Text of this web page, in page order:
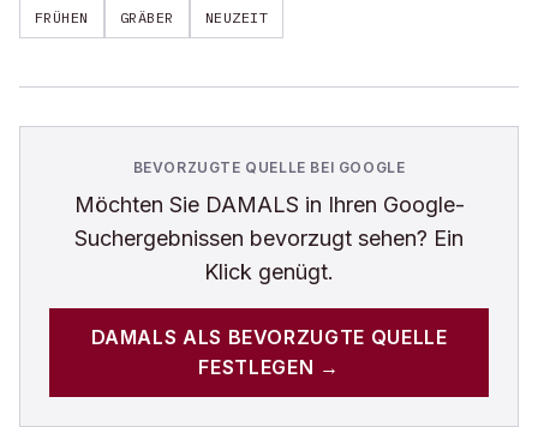
FRÜHEN GRÄBER NEUZEIT
BEVORZUGTE QUELLE BEI GOOGLE
Möchten Sie DAMALS in Ihren Google-
Suchergebnissen bevorzugt sehen? Ein
Klick genügt.
DAMALS ALS BEVORZUGTE QUELLE
FESTLEGEN →